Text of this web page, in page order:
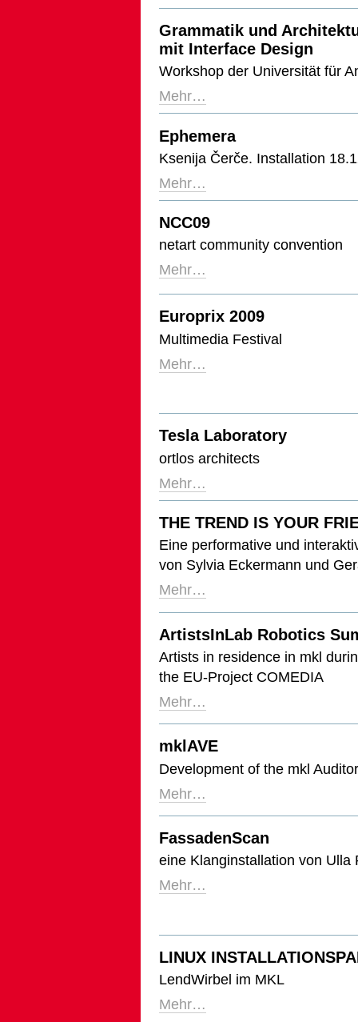
Grammatik und
mit Interface Design
Workshop der Universität für
Mehr…
Ephemera
Ksenija Čerče. Installation
Mehr…
NCC09
netart community convention
Mehr…
Europrix 2009
Multimedia Festival
Mehr…
Tesla Laboratory
ortlos architects
Mehr…
THE TREND IS YOUR
Eine performative und
von Sylvia Eckermann und
Mehr…
ArtistsInLab Robotics
Artists in residence in mkl
the EU-Project COMEDIA
Mehr…
mklAVE
Development of the mkl
Mehr…
FassadenScan
eine Klanginstallation von
Mehr…
LINUX
LendWirbel im MKL
Mehr…